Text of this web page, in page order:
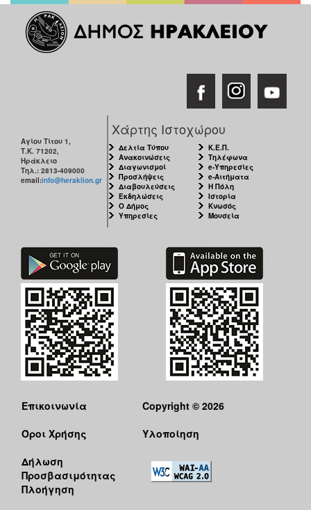
Οικογένειας
ΑΝΘΕΚΤΙΚΗ
ΠΟΛΗ
Αγίου Τίτου 1,
Τ.Κ. 71202,
Ηράκλειο
Τηλ.: 2813-409000
email:info@heraklion.gr
Χάρτης Ιστοχώρου
Δελτία Τύπου
Ανακοινώσεις
Διαγωνισμοί
Προσλήψεις
Διαβουλεύσεις
Εκδηλώσεις
Ο Δήμος
Υπηρεσίες
Κ.Ε.Π.
Τηλέφωνα
e-Υπηρεσίες
e-Αιτήματα
Η Πόλη
Ιστορία
Κνωσός
Μουσεία
Επικοινωνία
Όροι Χρήσης
Δήλωση
Προσβασιμότητας
Πλοήγηση
Copyright © 2026
Υλοποίηση